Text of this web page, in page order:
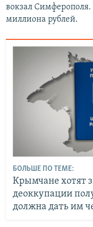
вокзал Симферополя.
миллиона рублей.
БОЛЬШЕ ПО ТЕМЕ:
Крымчане хотят
деоккупации
должна дать им